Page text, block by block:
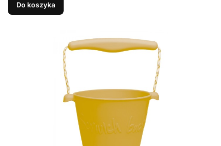
Do koszyka